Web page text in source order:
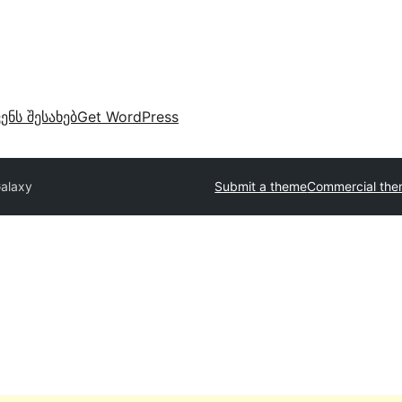
შესახებGet WordPress
Submit a themeCommercial